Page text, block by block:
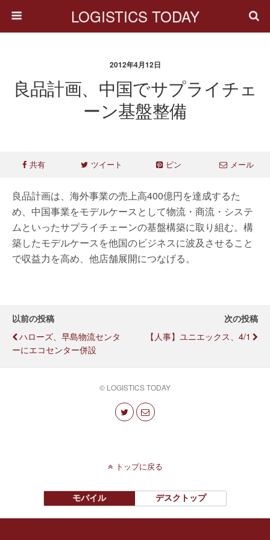
LOGISTICS TODAY
2012年4月12日
良品計画、中国でサプライチェ
ーン基盤整備
共有 ツイート ピン メール
良品計画は、海外事業の売上高400億円を達成するた
め、中国事業をモデルケースとして物流・商流・システ
ムといったサプライチェーンの基盤構築に取り組む。構
築したモデルケースを他国のビジネスに波及させること
で収益力を高め、他店舗展開につなげる。
以前の投稿
ハローズ、早島物流センタ
ーにエコセンター併設
次の投稿
【人事】ユニエックス、4/1
© LOGISTICS TODAY
トップに戻る
モバイル デスクトップ